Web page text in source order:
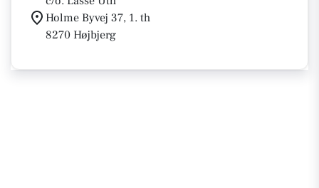
Holme Byvej 37, 1. th
8270 Højbjerg